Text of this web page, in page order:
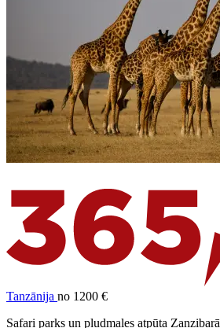
Tanzānija no 1200 €
Safari parks un pludmales atpūta Zanzibarā